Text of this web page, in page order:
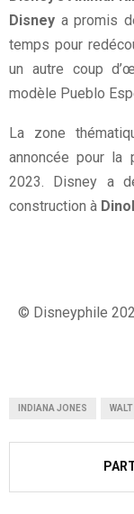
Disney a promis
temps pour
un autre coup
modèle Pueblo
La zone
annoncée pour
2023. Disney a
construction à
© Disneyphile
INDIANA JONES